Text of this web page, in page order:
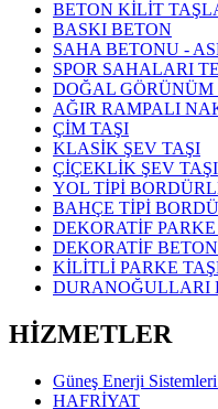
BETON KİLİT
BASKI BETON
SAHA BETONU -
SPOR SAHALARI
DOĞAL
AĞIR RAMPALI
ÇİM TAŞI
KLASİK ŞEV TAŞI
ÇİÇEKLİK ŞEV TAŞI
YOL TİPİ
BAHÇE TİPİ
DEKORATİF
DEKORATİF
KİLİTLİ PARKE
DURANOĞULLARI
HİZMETLER
Güneş Enerji
HAFRİYAT